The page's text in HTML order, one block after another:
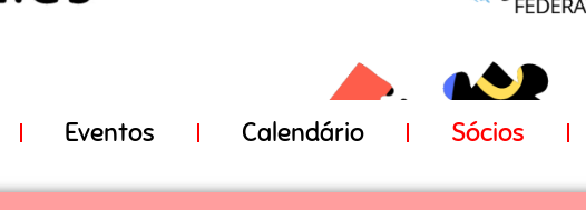
Eventos Calendário Sócios